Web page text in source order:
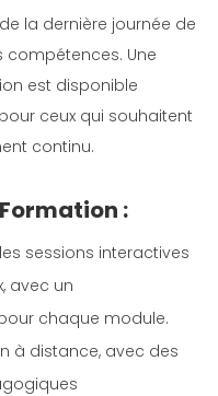
la dernière journée de
Une
est disponible
ceux qui souhaitent
continu.
:
sessions interactives
avec un
chaque module.
à distance, avec des